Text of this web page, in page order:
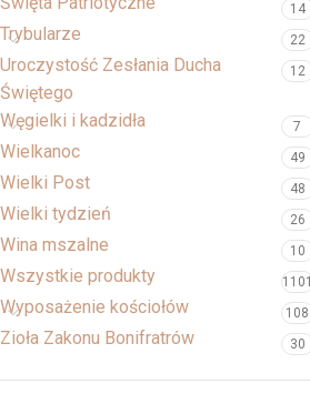
14
Trybularze 22
Uroczystość Zesłania Ducha
Świętego
12
Węgielki i kadzidła 7
Wielkanoc 49
Wielki Post 48
Wielki tydzień 26
Wina mszalne 10
Wszystkie produkty 1101
Wyposażenie kościołów 108
Zioła Zakonu Bonifratrów 30